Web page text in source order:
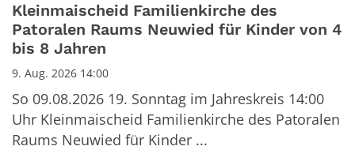
Kleinmaischeid Familienkirche des
Patoralen Raums Neuwied für Kinder von 4
bis 8 Jahren
9. Aug. 2026 14:00
So 09.08.2026 19. Sonntag im Jahreskreis 14:00
Uhr Kleinmaischeid Familienkirche des Patoralen
Raums Neuwied für Kinder ...